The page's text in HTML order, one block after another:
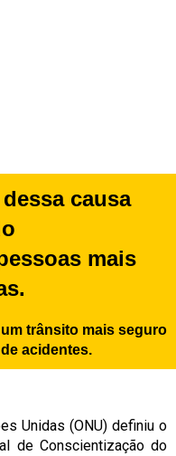
causa
mais
trânsito mais seguro
acidentes.
Unidas (ONU) definiu o
de Conscientização do